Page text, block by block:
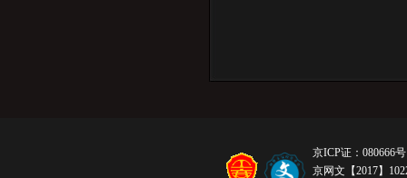
京ICP证：080666
京网文【2017】